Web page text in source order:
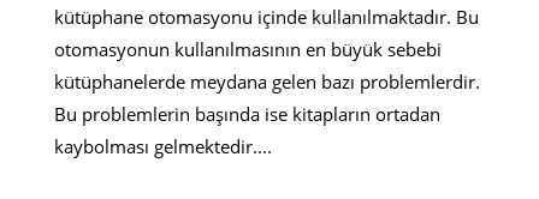
kütüphane otomasyonu içinde kullanılmaktadır. Bu
otomasyonun kullanılmasının en büyük sebebi
kütüphanelerde meydana gelen bazı problemlerdir.
Bu problemlerin başında ise kitapların ortadan
kaybolması gelmektedir....